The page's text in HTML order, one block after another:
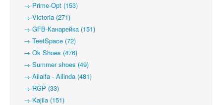
→ Prime-Opt (153)
→ Victoria (271)
→ GFB-Канарейка (151)
→ TeetSpace (72)
→ Ok Shoes (476)
→ Summer shoes (49)
→ Ailaifa - Ailinda (481)
→ RGP (33)
→ Kajila (151)